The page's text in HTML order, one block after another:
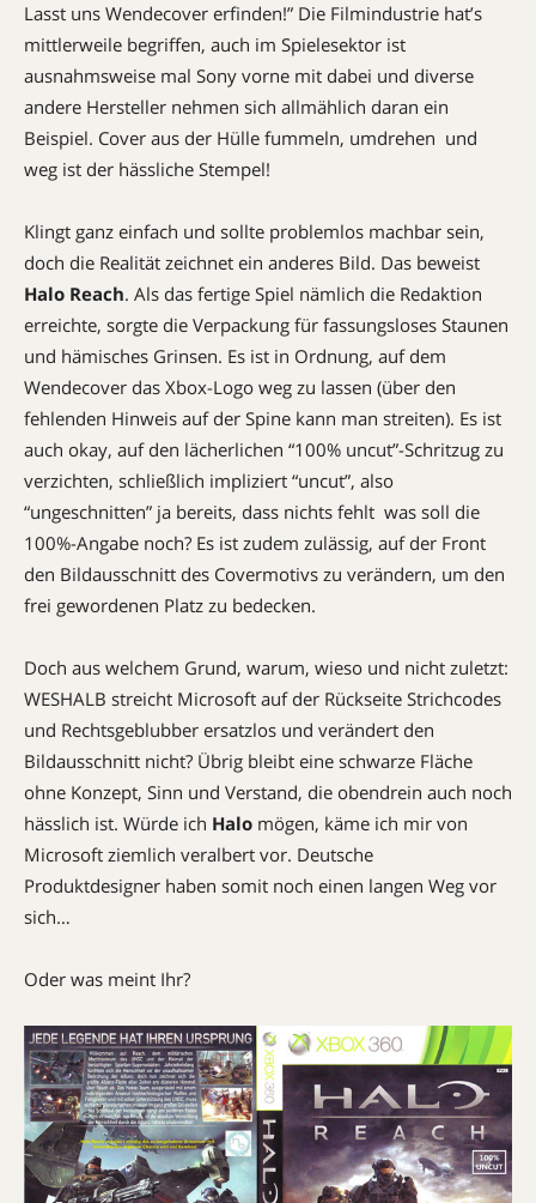
Lasst uns Wendecover erfinden!” Die Filmindustrie hat’s
mittlerweile begriffen, auch im Spielesektor ist
ausnahmsweise mal Sony vorne mit dabei und diverse
andere Hersteller nehmen sich allmählich daran ein
Beispiel. Cover aus der Hülle fummeln, umdrehen  und
weg ist der hässliche Stempel!
Klingt ganz einfach und sollte problemlos machbar sein,
doch die Realität zeichnet ein anderes Bild. Das beweist
Halo Reach. Als das fertige Spiel nämlich die Redaktion
erreichte, sorgte die Verpackung für fassungsloses Staunen
und hämisches Grinsen. Es ist in Ordnung, auf dem
Wendecover das Xbox-Logo weg zu lassen (über den
fehlenden Hinweis auf der Spine kann man streiten). Es ist
auch okay, auf den lächerlichen “100% uncut”-Schritzug zu
verzichten, schließlich impliziert “uncut”, also
“ungeschnitten” ja bereits, dass nichts fehlt  was soll die
100%-Angabe noch? Es ist zudem zulässig, auf der Front
den Bildausschnitt des Covermotivs zu verändern, um den
frei gewordenen Platz zu bedecken.
Doch aus welchem Grund, warum, wieso und nicht zuletzt:
WESHALB streicht Microsoft auf der Rückseite Strichcodes
und Rechtsgeblubber ersatzlos und verändert den
Bildausschnitt nicht? Übrig bleibt eine schwarze Fläche
ohne Konzept, Sinn und Verstand, die obendrein auch noch
hässlich ist. Würde ich Halo mögen, käme ich mir von
Microsoft ziemlich veralbert vor. Deutsche
Produktdesigner haben somit noch einen langen Weg vor
sich…
Oder was meint Ihr?